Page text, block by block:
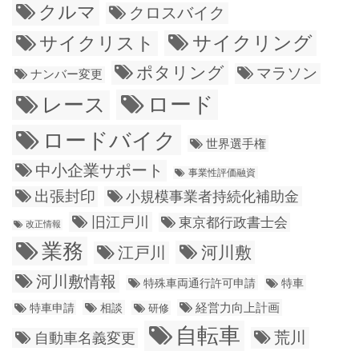
クルマ クロスバイク
サイクリスト サイクリング
ナンバー変更 ポタリング マラソン
レース
ロード
ロードバイク
世界選手権
中小企業サポート 事業性評価融資
出張封印 小規模事業者持続化補助金
改正情報 旧江戸川 東京都行政書士会
業務 江戸川
河川敷
河川敷情報
特殊車両通行許可申請
特車
特車申請
相談 研修 経営力向上計画
自動車名義変更 自転車 荒川